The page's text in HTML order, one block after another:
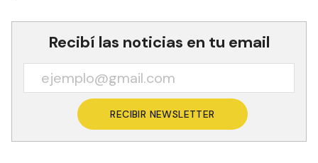
Recibí las noticias en tu email
RECIBIR NEWSLETTER